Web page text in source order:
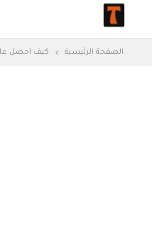
الصفحة الرئيسية كيف احصل على